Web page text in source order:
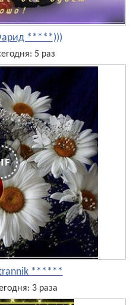
*****)))
5 раз
******
3 раза